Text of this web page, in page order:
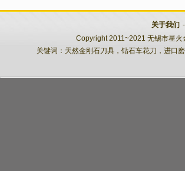
关于我们 -
Copyright 2011~2021 无锡市星
关键词：天然金刚石刀具，钻石车花刀，进